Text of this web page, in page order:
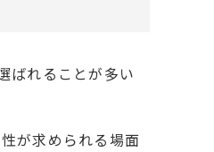
ばれることが多い
が求められる場面